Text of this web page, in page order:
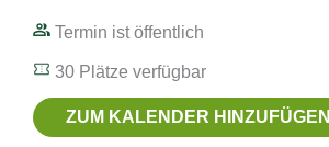
Termin ist öffentlich
30 Plätze verfügbar
ZUM KALENDER HINZUFÜGEN